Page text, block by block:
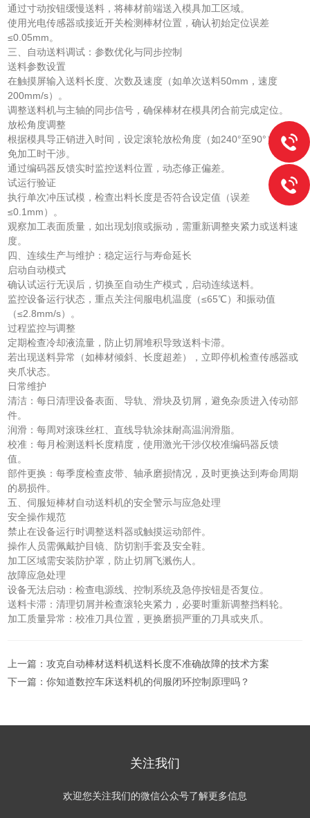
通过寸动按钮缓慢送料，将棒材前端送入模具加工区域。
使用光电传感器或接近开关检测棒材位置，确认初始定位误差
≤0.05mm。
三、自动送料调试：参数优化与同步控制
送料参数设置
在触摸屏输入送料长度、次数及速度（如单次送料50mm，速度
200mm/s）。
调整送料机与主轴的同步信号，确保棒材在模具闭合前完成定位。
放松角度调整
根据模具导正销进入时间，设定滚轮放松角度（如240°至90°），避
免加工时干涉。
通过编码器反馈实时监控送料位置，动态修正偏差。
试运行验证
执行单次冲压试模，检查出料长度是否符合设定值（误差
≤0.1mm）。
观察加工表面质量，如出现划痕或振动，需重新调整夹紧力或送料速
度。
四、连续生产与维护：稳定运行与寿命延长
启动自动模式
确认试运行无误后，切换至自动生产模式，启动连续送料。
监控设备运行状态，重点关注伺服电机温度（≤65℃）和振动值
（≤2.8mm/s）。
过程监控与调整
定期检查冷却液流量，防止切屑堆积导致送料卡滞。
若出现送料异常（如棒材倾斜、长度超差），立即停机检查传感器或
夹爪状态。
日常维护
清洁：每日清理设备表面、导轨、滑块及切屑，避免杂质进入传动部
件。
润滑：每周对滚珠丝杠、直线导轨涂抹耐高温润滑脂。
校准：每月检测送料长度精度，使用激光干涉仪校准编码器反馈
值。
部件更换：每季度检查皮带、轴承磨损情况，及时更换达到寿命周期
的易损件。
五、伺服短棒材自动送料机的安全警示与应急处理
安全操作规范
禁止在设备运行时调整送料器或触摸运动部件。
操作人员需佩戴护目镜、防切割手套及安全鞋。
加工区域需安装防护罩，防止切屑飞溅伤人。
故障应急处理
设备无法启动：检查电源线、控制系统及急停按钮是否复位。
送料卡滞：清理切屑并检查滚轮夹紧力，必要时重新调整挡料轮。
加工质量异常：校准刀具位置，更换磨损严重的刀具或夹爪。
上一篇：攻克自动棒材送料机送料长度不准确故障的技术方案
下一篇：你知道数控车床送料机的伺服闭环控制原理吗？
关注我们
欢迎您关注我们的微信公众号了解更多信息